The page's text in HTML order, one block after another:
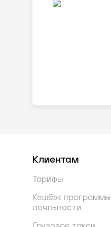
Клиентам
Тарифы
Кешбэк программы
лояльности